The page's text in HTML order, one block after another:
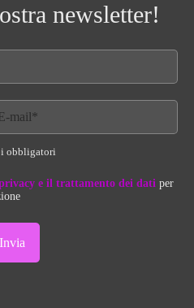
newsletter!
obbligatori
e il trattamento dei dati per